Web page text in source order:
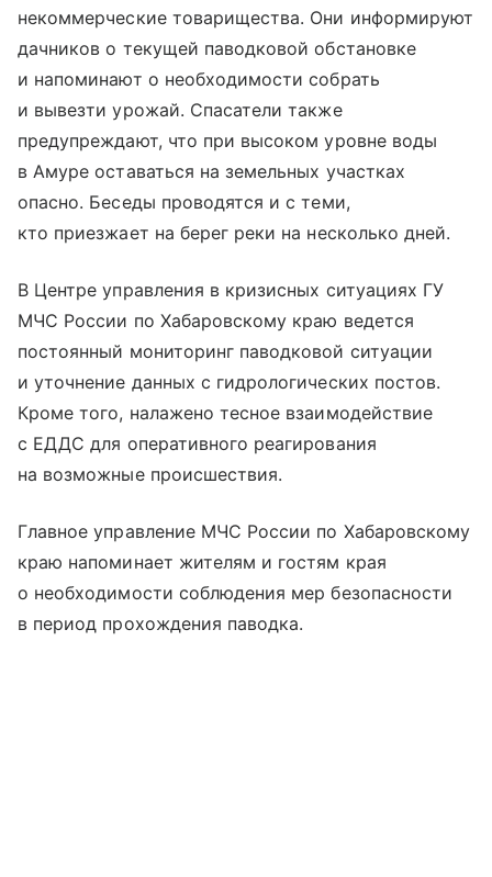
некоммерческие товарищества. Они информируют
дачников о текущей паводковой обстановке
и напоминают о необходимости собрать
и вывезти урожай. Спасатели также
предупреждают, что при высоком уровне воды
в Амуре оставаться на земельных участках
опасно. Беседы проводятся и с теми,
кто приезжает на берег реки на несколько дней.
В Центре управления в кризисных ситуациях ГУ
МЧС России по Хабаровскому краю ведется
постоянный мониторинг паводковой ситуации
и уточнение данных с гидрологических постов.
Кроме того, налажено тесное взаимодействие
с ЕДДС для оперативного реагирования
на возможные происшествия.
Главное управление МЧС России по Хабаровскому
краю напоминает жителям и гостям края
о необходимости соблюдения мер безопасности
в период прохождения паводка.